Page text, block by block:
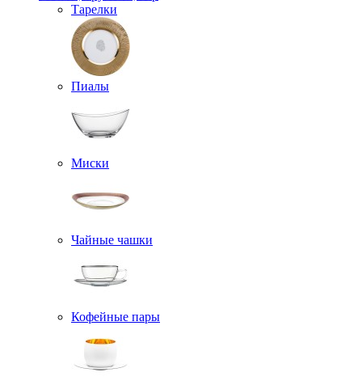
Тарелки
Пиалы
Миски
Чайные чашки
Кофейные пары